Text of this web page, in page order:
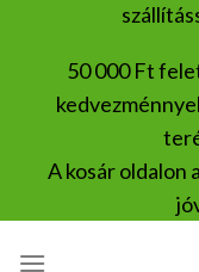
50 000 Ft
A kosár oldalon